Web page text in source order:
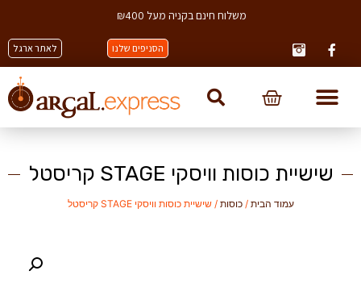
משלוח חינם בקניה מעל ₪400
הסניפים שלנו לאתר ארגל
שישיית כוסות וויסקי STAGE קריסטל
עמוד הבית /כוסות / שישיית כוסות וויסקי STAGE קריסטל